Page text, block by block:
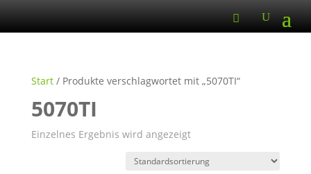
Start/ Produkte verschlagwortet mit „5070TI“
5070TI
Einzelnes Ergebnis wird angezeigt